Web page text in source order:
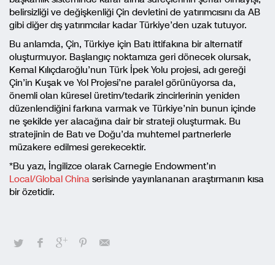
belirsizliği ve değişkenliği Çin devletini de yatırımcısını da AB
gibi diğer dış yatırımcılar kadar Türkiye’den uzak tutuyor.
Bu anlamda, Çin, Türkiye için Batı ittifakına bir alternatif
oluşturmuyor. Başlangıç noktamıza geri dönecek olursak,
Kemal Kılıçdaroğlu’nun Türk İpek Yolu projesi, adı gereği
Çin’in Kuşak ve Yol Projesi’ne paralel görünüyorsa da,
önemli olan küresel üretim/tedarik zincirlerinin yeniden
düzenlendiğini farkına varmak ve Türkiye’nin bunun içinde
ne şekilde yer alacağına dair bir strateji oluşturmak. Bu
stratejinin de Batı ve Doğu’da muhtemel partnerlerle
müzakere edilmesi gerekecektir.
*Bu yazı, İngilizce olarak Carnegie Endowment’ın
Local/Global China serisinde yayınlananan araştırmanın kısa
bir özetidir.